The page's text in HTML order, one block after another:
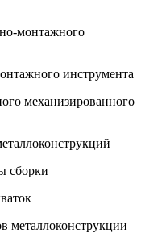
монтажного
инструмента
механизированного
сборки
металлоконструкции